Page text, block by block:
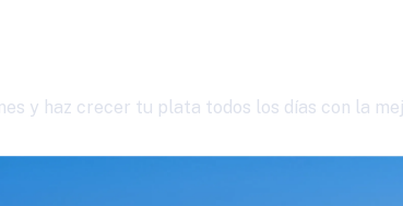
y haz crecer tu plata todos los días con la